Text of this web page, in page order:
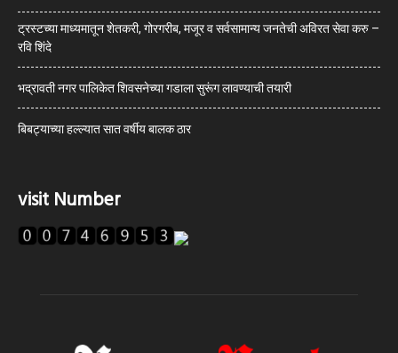
ट्रस्टच्या माध्यमातून शेतकरी, गोरगरीब, मजूर व सर्वसामान्य जनतेची अविरत सेवा करु –
रवि शिंदे
भद्रावती नगर पालिकेत शिवसनेच्या गडाला सुरूंग लावण्याची तयारी
बिबट्याच्या हल्ल्यात सात वर्षीय बालक ठार
visit Number